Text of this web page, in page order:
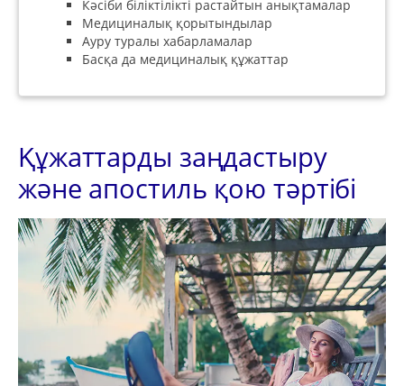
Кәсіби біліктілікті растайтын анықтамалар
Медициналық қорытындылар
Ауру туралы хабарламалар
Басқа да медициналық құжаттар
Құжаттарды заңдастыру
және апостиль қою тәртібі